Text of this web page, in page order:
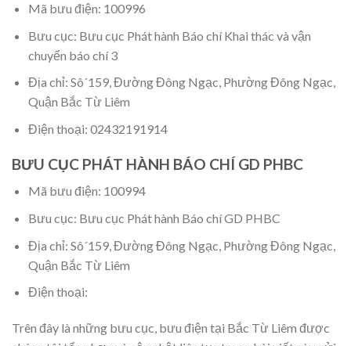
Mã bưu điện: 100996
Bưu cục: Bưu cục Phát hành Báo chí Khai thác và vận
chuyển báo chí 3
Địa chỉ: Sô´159, Đường Đông Ngạc, Phường Đông Ngạc,
Quận Bắc Từ Liêm
Điện thoại: 02432191914
BƯU CỤC PHÁT HÀNH BÁO CHÍ GD PHBC
Mã bưu điện: 100994
Bưu cục: Bưu cục Phát hành Báo chí GD PHBC
Địa chỉ: Sô´159, Đường Đông Ngạc, Phường Đông Ngạc,
Quận Bắc Từ Liêm
Điện thoại:
Trên đây là những bưu cục, bưu điện tại Bắc Từ Liêm được